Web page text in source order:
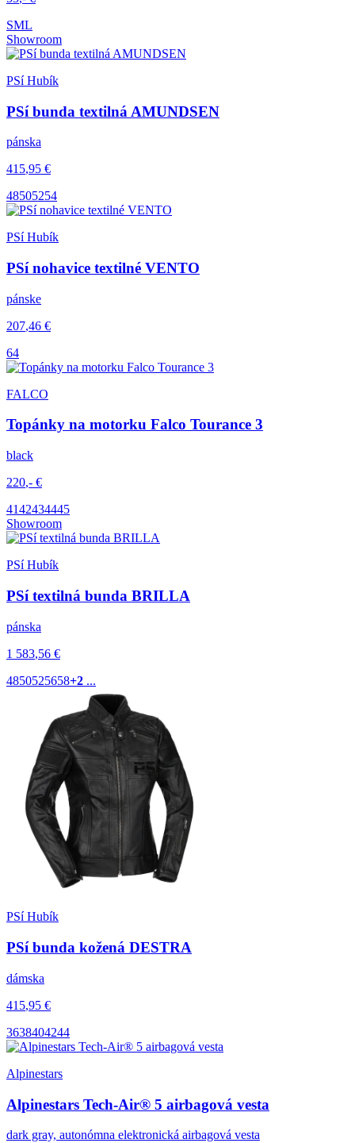
SML
Showroom
PSí Hubík
PSí bunda textilná AMUNDSEN
pánska
415,95 €
48505254
PSí Hubík
PSí nohavice textilné VENTO
pánske
207,46 €
64
FALCO
Topánky na motorku Falco Tourance 3
black
220,- €
4142434445
Showroom
PSí Hubík
PSí textilná bunda BRILLA
pánska
1 583,56 €
4850525658+2 ...
PSí Hubík
PSí bunda kožená DESTRA
dámska
415,95 €
3638404244
Alpinestars
Alpinestars Tech-Air® 5 airbagová vesta
dark gray, autonómna elektronická airbagová vesta